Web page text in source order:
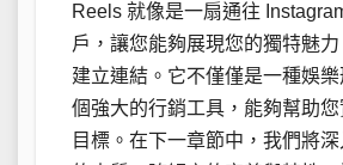
Reels 就像是一扇通往
戶，讓您能夠展現您的獨特魅
建立連結。它不僅僅是一種娛
個強大的行銷工具，能夠幫助
目標。在下一章節中，我們將